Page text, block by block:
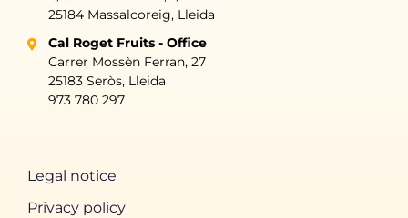
25184 Massalcoreig, Lleida
Cal Roget Fruits - Office
Carrer Mossèn Ferran, 27
25183 Seròs, Lleida
973 780 297
Legal notice
Privacy policy